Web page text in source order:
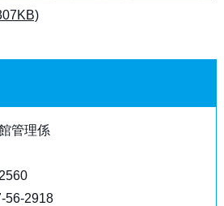
管理係
56-2918